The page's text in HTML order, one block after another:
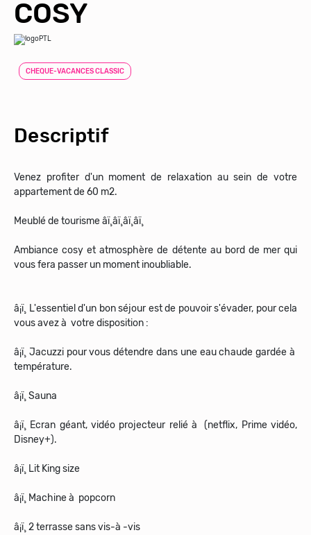
COSY
CHEQUE-VACANCES CLASSIC
Descriptif
Venez profiter d'un moment de relaxation au sein de votre
appartement de 60 m2.
Meublé de tourisme â­ï¸â­ï¸â­ï¸â­ï¸
Ambiance cosy et atmosphère de détente au bord de mer qui
vous fera passer un moment inoubliable.
â¡ï¸ L'essentiel d'un bon séjour est de pouvoir s'évader, pour cela
vous avez à votre disposition :
â¡ï¸ Jacuzzi pour vous détendre dans une eau chaude gardée à
température.
â¡ï¸ Sauna
â¡ï¸ Ecran géant, vidéo projecteur relié à (netflix, Prime vidéo,
Disney+).
â¡ï¸ Lit King size
â¡ï¸ Machine à popcorn
â¡ï¸ 2 terrasse sans vis-à -vis